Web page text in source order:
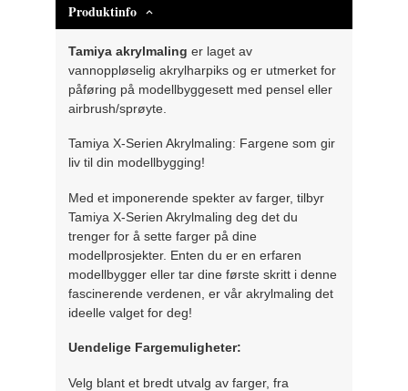
Produktinfo
Tamiya akrylmaling er laget av
vannoppløselig akrylharpiks og er utmerket for
påføring på modellbyggesett med pensel eller
airbrush/sprøyte.
Tamiya X-Serien Akrylmaling: Fargene som gir
liv til din modellbygging!
Med et imponerende spekter av farger, tilbyr
Tamiya X-Serien Akrylmaling deg det du
trenger for å sette farger på dine
modellprosjekter. Enten du er en erfaren
modellbygger eller tar dine første skritt i denne
fascinerende verdenen, er vår akrylmaling det
ideelle valget for deg!
Uendelige Fargemuligheter:
Velg blant et bredt utvalg av farger, fra